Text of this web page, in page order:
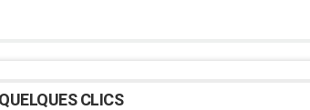
CLICS